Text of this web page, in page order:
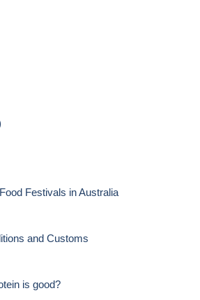
Festivals in Australia
and Customs
is good?